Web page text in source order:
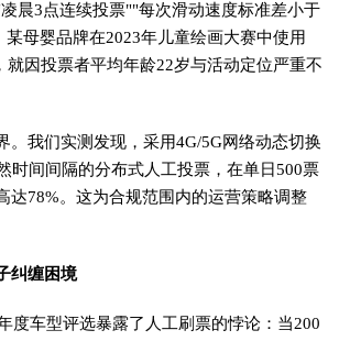
晨3点连续投票""每次滑动速度标准差小于
母婴品牌在2023年儿童绘画大赛中使用
就因投票者平均年龄22岁与活动定位严重不
。我们实测发现，采用4G/5G网络动态切换
时间间隔的分布式人工投票，在单日500票
达78%。这为合规范围内的运营策略调整
纠缠困境
度车型评选暴露了人工刷票的悖论：当200